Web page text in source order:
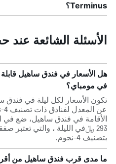
Terminus؟
الأسئلة الشائعة
في مومباي؟
الأقامة في فندق ساهيل، ضع في
293 ﷼في الليلة ، والتي
بتصنيف 4-نجوم.
ما مدى قرب فندق ساهيل من